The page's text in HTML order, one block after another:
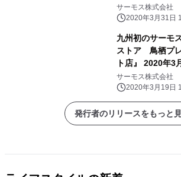
タート 新制度
26日(木)
サーモス株式会社
2020年3月31日
九州初のサーモ
ストア 鳥栖プ
ト店』 2020年3
ン！
サーモス株式会社
2020年3月19日
発行者のリリースをもっと